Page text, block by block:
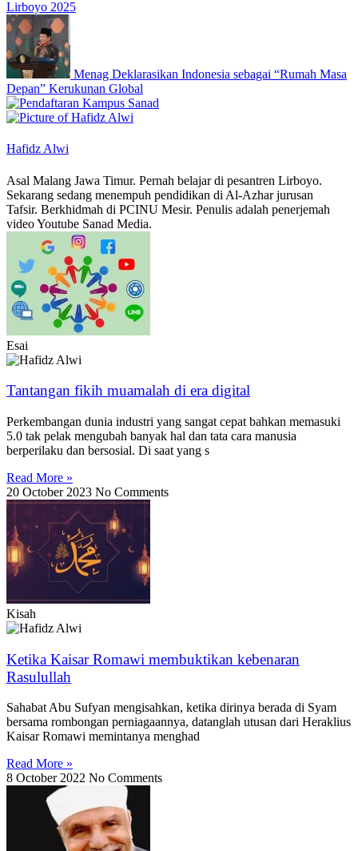
Lirboyo 2025
Menag Deklarasikan Indonesia sebagai “Rumah Masa
Depan” Kerukunan Global
Hafidz Alwi
Asal Malang Jawa Timur. Pernah belajar di pesantren Lirboyo.
Sekarang sedang menempuh pendidikan di Al-Azhar jurusan
Tafsir. Berkhidmah di PCINU Mesir. Penulis adalah penerjemah
video Youtube Sanad Media.
Esai
Tantangan fikih muamalah di era digital
Perkembangan dunia industri yang sangat cepat bahkan memasuki
5.0 tak pelak mengubah banyak hal dan tata cara manusia
berperilaku dan bersosial. Di saat yang s
Read More »
20 October 2023 No Comments
Kisah
Ketika Kaisar Romawi membuktikan kebenaran
Rasulullah
Sahabat Abu Sufyan mengisahkan, ketika dirinya berada di Syam
bersama rombongan perniagaannya, datanglah utusan dari Heraklius
Kaisar Romawi memintanya menghad
Read More »
8 October 2022 No Comments